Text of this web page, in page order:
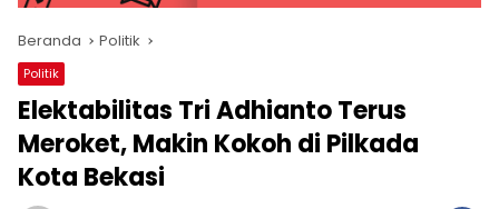
Beranda Politik
Politik
Elektabilitas Tri Adhianto Terus
Meroket, Makin Kokoh di Pilkada
Kota Bekasi